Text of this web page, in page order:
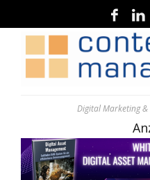
Digital Marketing &